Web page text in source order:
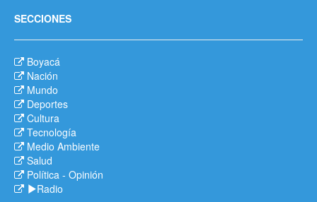
SECCIONES
Boyacá
Nación
Mundo
Deportes
Cultura
Tecnología
Medio Ambiente
Salud
Política - Opinión
Radio